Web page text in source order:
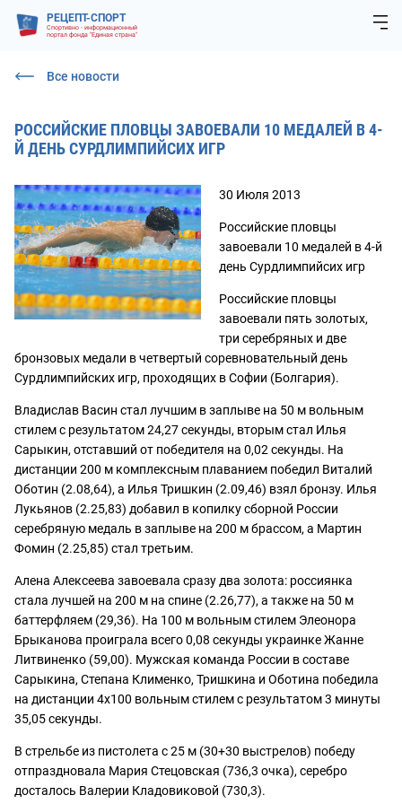
РЕЦЕПТ-СПОРТ
Спортивно - информационный
портал фонда "Единая страна"
Все новости
РОССИЙСКИЕ ПЛОВЦЫ ЗАВОЕВАЛИ 10 МЕДАЛЕЙ В 4-
Й ДЕНЬ СУРДЛИМПИЙСИХ ИГР
30 Июля 2013
Российские пловцы
завоевали 10 медалей в 4-й
день Сурдлимпийсих игр
Российские пловцы
завоевали пять золотых,
три серебряных и две
бронзовых медали в четвертый соревновательный день
Сурдлимпийских игр, проходящих в Софии (Болгария).
Владислав Васин стал лучшим в заплыве на 50 м вольным
стилем с результатом 24,27 секунды, вторым стал Илья
Сарыкин, отставший от победителя на 0,02 секунды. На
дистанции 200 м комплексным плаванием победил Виталий
Оботин (2.08,64), а Илья Тришкин (2.09,46) взял бронзу. Илья
Лукьянов (2.25,83) добавил в копилку сборной России
серебряную медаль в заплыве на 200 м брассом, а Мартин
Фомин (2.25,85) стал третьим.
Алена Алексеева завоевала сразу два золота: россиянка
стала лучшей на 200 м на спине (2.26,77), а также на 50 м
баттерфляем (29,36). На 100 м вольным стилем Элеонора
Брыканова проиграла всего 0,08 секунды украинке Жанне
Литвиненко (59,00). Мужская команда России в составе
Сарыкина, Степана Клименко, Тришкина и Оботина победила
на дистанции 4х100 вольным стилем с результатом 3 минуты
35,05 секунды.
В стрельбе из пистолета с 25 м (30+30 выстрелов) победу
отпраздновала Мария Стецовская (736,3 очка), серебро
досталось Валерии Кладовиковой (730,3).